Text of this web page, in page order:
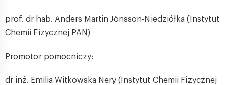
prof. dr hab. Anders Martin Jönsson-Niedziółka (Instytut
Chemii Fizycznej PAN)
Promotor pomocniczy:
dr inż. Emilia Witkowska Nery (Instytut Chemii Fizycznej